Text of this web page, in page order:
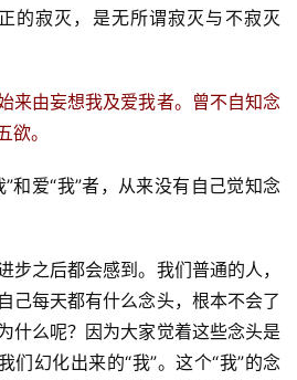
的寂灭，是无所谓寂灭与不寂灭
来由妄想我及爱我者。曾不自知念
。
和爱“我”者，从来没有自己觉知念
步之后都会感到。我们普通的人，
己每天都有什么念头，根本不会了
什么呢？因为大家觉着这些念头是
们幻化出来的“我”。这个“我”的念